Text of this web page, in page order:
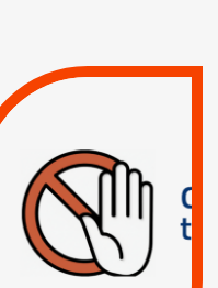
RESPECT DU DROIT
INTERNATIONAL ?
TRUMP, MACRON :
MÊME COMBAT
| Actus |